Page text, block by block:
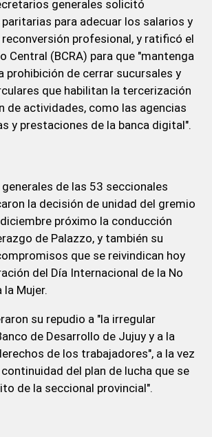
generales solicitó
para adecuar los salarios y
profesional, y ratificó el
Central (BCRA) para que "mantenga
prohibición de cerrar sucursales y
que habilitan la tercerización
de actividades, como las agencias
y prestaciones de la banca digital".
de las 53 seccionales
la decisión de unidad del gremio
próximo la conducción
de Palazzo, y también su
que se reivindican hoy
del Día Internacional de la No
Mujer.
su repudio a "la irregular
de Desarrollo de Jujuy y a la
de los trabajadores", a la vez
del plan de lucha que se
de la seccional provincial".